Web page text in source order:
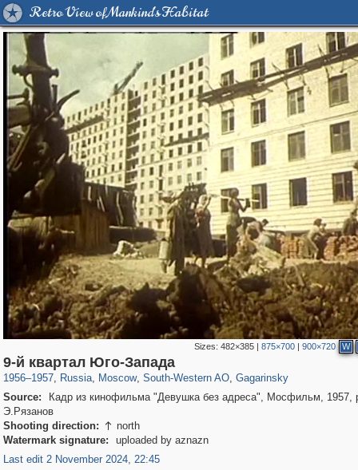
Retro View of Mankind's Habitat
Sizes:482×385 |875×700 |900×720 W
9-й квартал Юго-Запада
1956–1957, Russia
1,407,328 29,248
, Moscow
319,882 8,286
, South-Western AO
12,414
, Gagarinsky
Source:
Кадр из кинофильма "Девушка без адреса", Мосфильм, 1957,
Э.Рязанов
Shooting direction:  north
Watermark signature:
uploaded by aznazn
Last edit 2 November 2024, 22:45